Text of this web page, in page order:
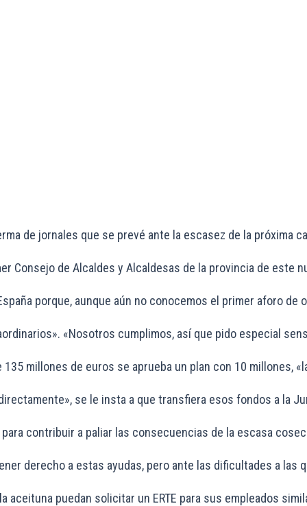
de jornales que se prevé ante la escasez de la próxima
de Alcaldes y Alcaldesas de la provincia de
porque, aunque aún no conocemos el primer
«Nosotros cumplimos, así que pido especial
millones de euros se aprueba un plan con 10
se le insta a que transfiera esos fondos a la
contribuir a paliar las consecuencias de la escasa
derecho a estas ayudas, pero ante las dificultades a
puedan solicitar un ERTE para sus empleados